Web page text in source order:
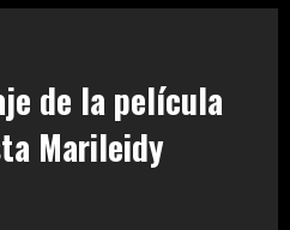
de la película
Marileidy